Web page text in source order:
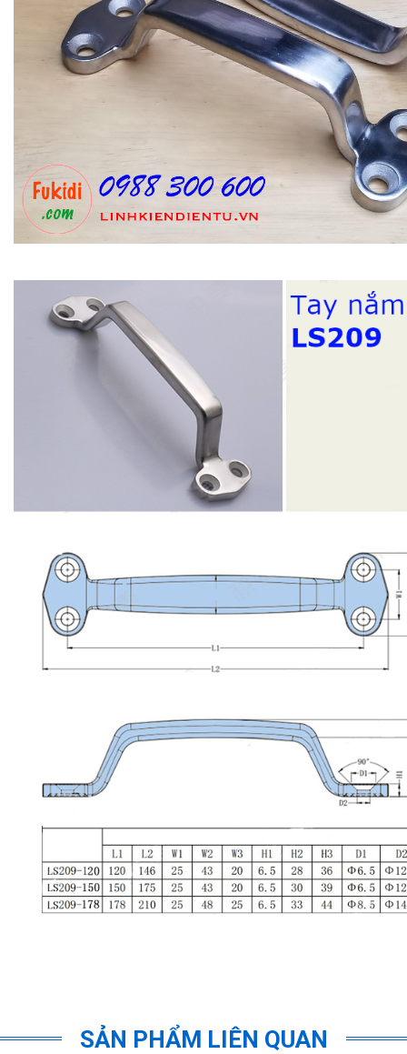
SẢN PHẨM LIÊN QUAN